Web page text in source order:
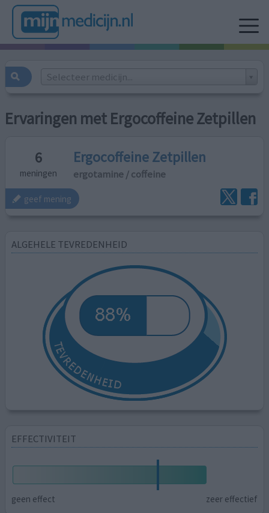
Selecteer medicijn...
Ervaringen met Ergocoffeine Zetpillen
6
meningen
Ergocoffeine Zetpillen
ergotamine / coffeine
geef mening
ALGEHELE TEVREDENHEID
EFFECTIVITEIT
geen effect zeer effectief